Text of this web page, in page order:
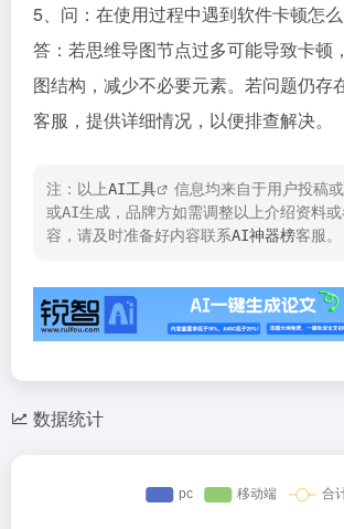
5、问：在使用过程中遇到软件卡顿怎么
答：若思维导图节点过多可能导致卡顿
图结构，减少不必要元素。若问题仍存
客服，提供详细情况，以便排查解决。
注：以上AI工具
信息均来自于用户投稿
或AI生成，品牌方如需调整以上介绍资料
容，请及时准备好内容联系AI神器榜客服。
数据统计